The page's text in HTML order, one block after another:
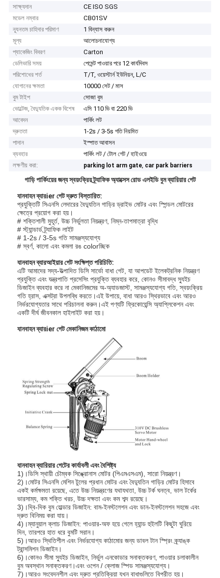
সাক্ষ্যদান
CE ISO SGS
মডেল নম্বার
CB01SV
ন্যূনতম চাহিদার পরিমাণ
1 বিন্যাস করুন
মূল্য
আলোচনাযোগ্য
প্যাকেজিং বিবরণ
Carton
ডেলিভারি সময়
পেমেন্ট পাওয়ার পরে 12 কার্যদিবস
পরিশোধের শর্ত
T/T, ওয়েস্টার্ন ইউনিয়ন, L/C
যোগানের ক্ষমতা
10000 সেট / মাস
বুম টাইপ
সোজা বুম
ভোল্টেজ, বৈদ্যুতিক একক বিশেষ
এসি 110 ভি বা 220 ভি
আবেদন
পার্কিং লট
দ্রুততা
1-2s / 3-5s গতি নিয়মিত
পাদান
ইস্পাত আবাসন
ব্যবহার
পার্কিং লট / টোল গেট / হাইওয়ে
লক্ষণীয় করা:
parking lot arm gate, car park barriers
গাড়ি পার্কিংয়ের জন্য স্বয়ংক্রিয় ট্র্যাফিক অ্যাক্সেস রোড এলইডি বুম ব্যারিয়ার গেট
যানবাহন ব্যারier গেট দ্রুত বিস্তারিত:
প্রযুক্তিটি সিএনসি লেদারের বৈদ্যুতিন গাড়ির ড্রাইভ মোটর এবং স্পিন্ডল মোটরের
ক্ষেত্রে প্রয়োগ করা হয়।
# শক্তিশালী মুহূর্ত, উচ্চ নির্ভুলতা নিয়ন্ত্রণ, নিম্ন-তাপমাত্রা বৃদ্ধি
# স্ট্যান্ডার্ড ট্র্যাফিক লাইট
# 1-2s / 3-5s গতি সামঞ্জস্যযোগ্য
# স্বর্ণ, কালো এবং কমলা রঙ colorচ্ছিক
যানবাহন ব্যারআইয়ার গেট সংক্ষিপ্ত পরিচিতি:
এটি আমাদের সদ্য-উত্পাদিত ডিসি সার্ভো বাধা গেট, যা আপডেট ইলেকট্রনিক নিয়ন্ত্রণ
প্রযুক্তি এবং যন্ত্রপাতি প্রসেসিং প্রযুক্তি ব্যবহার করে, কোনও সীমাবদ্ধ স্যুইচ
ডিজাইন ব্যবহার করে না মেকানিজমের অ-অ্যাডজাস্ট, সামঞ্জস্যযোগ্য গতি, স্বয়ংক্রিয়
গতি হ্রাস, এক্সট্রা উপলব্ধি করতে।এই উপায়ে, বাধা আরও স্থিরভাবে এবং আরও
নির্ভরযোগ্যতার সাথে পরিচালনা করুন।এই পণ্যটি ফ্রিকোয়েন্সি অ্যাপ্লিকেশন এবং
একটি দীর্ঘ জীবনকাল হাইলাইট করা হয়।
যানবাহন ব্যারier গেট মেকানিজম কাঠামো
যানবাহন ব্যারিয়ার গেটের কার্যাবলী এবং বৈশিষ্ট্য
1)।ডিসি স্থায়ী চৌম্বক সিঙ্ক্রোনাস মোটর (পিএমএসএম), সারো নিয়ন্ত্রণ।
2)।মোটর সিএনসি মেশিন টুলের প্রধান মোটর এবং বৈদ্যুতিন গাড়ির মোটর হিসাবে
একই কর্মক্ষমতা রয়েছে, এতে উচ্চ নিয়ন্ত্রণের যথাযথতা, উচ্চ টর্ক ঘনত্ব, ভাল টর্কের
ভারসাম্য, কম শক্তি খরচ, উচ্চ দক্ষতা এবং কম শব্দ রয়েছে।
3)।দ্বি-দিক বুম হোল্ডার ডিজাইন: বাম-ইনস্টলেশন এবং ডান-ইনস্টলেশন সহজে এবং
দ্রুত বিনিময় করা যায়।
4)।ম্যানুয়াল ক্লাচ ডিজাইন: পাওয়ার-অফ হয়ে গেলে হ্যান্ড হুইলটি কিছুটা ঘুরিয়ে
দিন, তারপরে হাত ধরে বুমটি সরান।
5)।আরও স্থিতিশীল এবং নির্ভরযোগ্য কাঠামোর জন্য ডাবল টান স্প্রিং ক্র্যাঙ্ক
ট্রান্সমিশন ডিজাইন।
6)।কোনও সীমা স্যুইচ ডিজাইন, নির্ভুল এনকোডার সনাক্তকরণ, পাওয়ার চলাকালীন
বুম অবস্থান সনাক্তকরণ।এবং ওপেন / ক্লোজ স্পিড সামঞ্জস্যযোগ্য।
7)।আরও সংবেদনশীল এবং দ্রুত প্রতিক্রিয়া যখন বাধাগুলিতে বিপরীত হয়।